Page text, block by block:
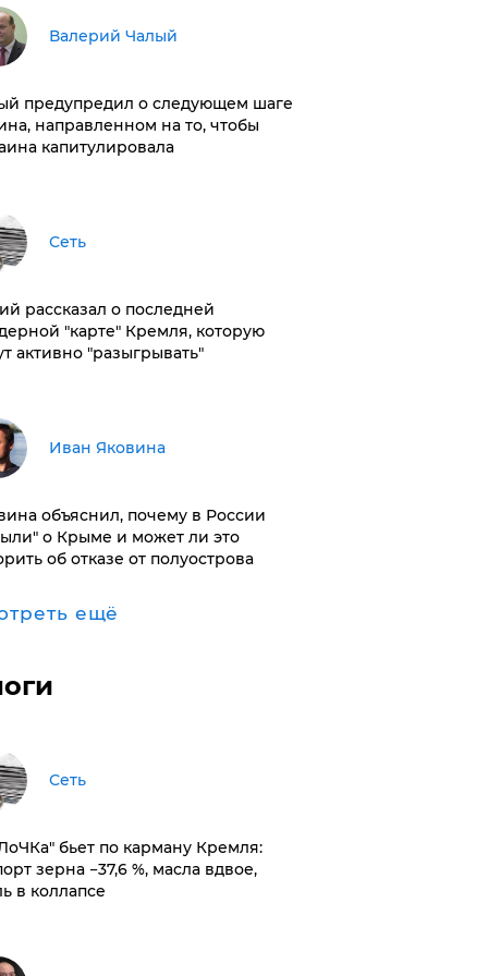
Валерий Чалый
предупредил о следующем шаге
направленном на то, чтобы
капитулировала
Сеть
рассказал о последней
"карте" Кремля, которую
активно "разыгрывать"
Иван Яковина
объяснил, почему в России
о Крыме и может ли это
об отказе от полуострова
ещё
Сеть
бьет по карману Кремля:
зерна −37,6 %, масла вдвое,
в коллапсе